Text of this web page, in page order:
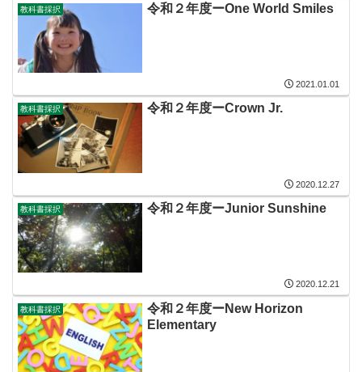
教科書採択 令和２年度ーOne World Smiles
2021.01.01
教科書採択 令和２年度ーCrown Jr.
2020.12.27
教科書採択 令和２年度ーJunior Sunshine
2020.12.21
教科書採択
令和２年度ーNew Horizon
Elementary